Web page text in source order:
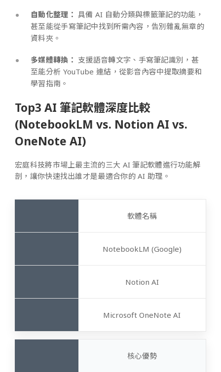
自動化整理： 具備 AI 自動分類與標籤筆記的功能，
甚至能從手寫筆記中找到所需內容，告別雜亂無章的
資料夾。
多媒體轉換： 支援語音轉文字、手寫筆記識別，甚
至能分析 YouTube 連結，從影音內容中提取摘要和
學習指南。
Top3 AI 筆記軟體深度比較
(NotebookLM vs. Notion AI vs.
OneNote AI)
宏庭科技將市場上最主流的三大 AI 筆記軟體進行功能解
剖，讓你快速找出誰才是最適合你的 AI 助理。
軟體名稱
NotebookLM (Google)
Notion AI
Microsoft OneNote AI
核心優勢